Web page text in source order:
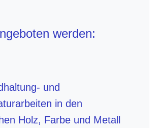
werden:
und
in den
Holz, Farbe und Metall